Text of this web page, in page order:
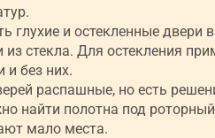
глухие и остекленные двери
стекла. Для остекления
и без них.
распашные, но есть
найти полотна под
мало места.